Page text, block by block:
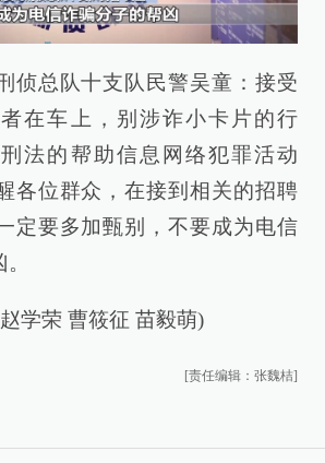
侦总队十支队民警吴童：接受
在车上，别涉诈小卡片的行
法的帮助信息网络犯罪活动
各位群众，在接到相关的招聘
定要多加甄别，不要成为电信
学荣 曹筱征 苗毅萌)
[责任编辑：张魏桔]